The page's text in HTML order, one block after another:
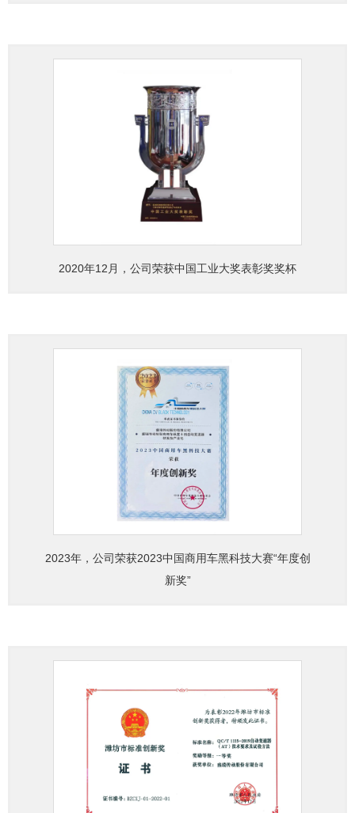
2020年12月，公司荣获中国工业大奖表彰奖奖杯
2023年，公司荣获2023中国商用车黑科技大赛“年度创
新奖”